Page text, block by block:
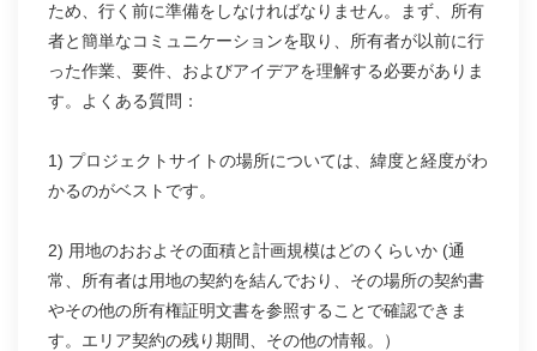
ため、行く前に準備をしなければなりません。まず、所有
者と簡単なコミュニケーションを取り、所有者が以前に行
った作業、要件、およびアイデアを理解する必要がありま
す。よくある質問：
1) プロジェクトサイトの場所については、緯度と経度がわ
かるのがベストです。
2) 用地のおおよその面積と計画規模はどのくらいか (通
常、所有者は用地の契約を結んでおり、その場所の契約書
やその他の所有権証明文書を参照することで確認できま
す。エリア契約の残り期間、その他の情報。）